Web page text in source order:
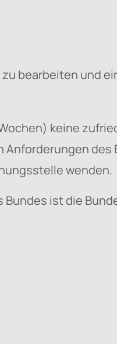
bearbeiten und
keine
des
wenden.
ist die